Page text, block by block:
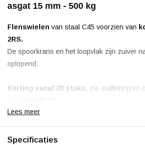
asgat 15 mm - 500 kg
Flenswielen van staal C45 voorzien van
2RS.
De spoorkrans en het loopvlak zijn zuiver
oplopend.
Korting vanaf 20 stuks, zie staffelprijzen
Vanaf 50 stuks prijs op aanvraag.
Lees meer
Specificaties